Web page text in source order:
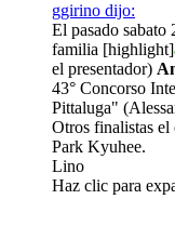
ggirino dijo:
El pasado sabato
familia [highlight]
el presentador)
43° Concorso
Pittaluga"
Otros finalistas el
Park Kyuhee.
Lino
Haz clic para